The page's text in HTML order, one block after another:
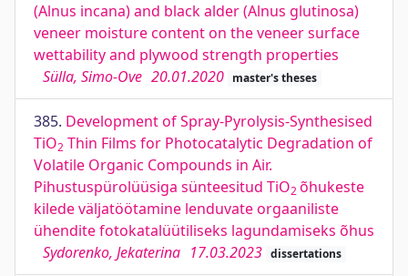
(Alnus incana) and black alder (Alnus glutinosa)
veneer moisture content on the veneer surface
wettability and plywood strength properties
Sülla, Simo-Ove 20.01.2020 master's theses
385. Development of Spray-Pyrolysis-Synthesised
TiO2 Thin Films for Photocatalytic Degradation of
Volatile Organic Compounds in Air.
Pihustuspürolüüsiga sünteesitud TiO2õhukeste
kilede väljatöötamine lenduvate orgaaniliste
ühendite fotokatalüütiliseks lagundamiseks õhus
Sydorenko, Jekaterina 17.03.2023 dissertations